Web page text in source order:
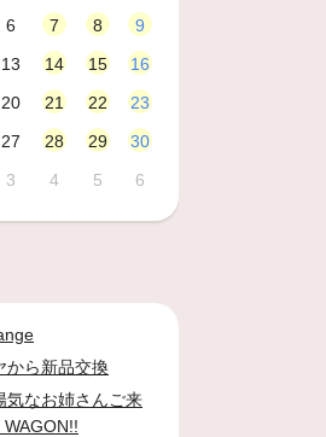
6 7 8
9
13 14 15
16
20 21 22
23
27 28 29
30
3 4 5 6
から新品交換
気なお姉さんご来